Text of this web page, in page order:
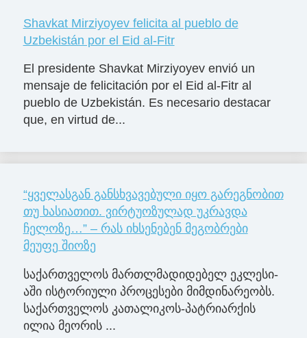
Shavkat Mirziyoyev felicita al pueblo de
Uzbekistán por el Eid al-Fitr
El presidente Shavkat Mirziyoyev envió un
mensaje de felicitación por el Eid al-Fitr al
pueblo de Uzbekistán. Es necesario destacar
que, en virtud de...
“ყველასგან განსხვავებული იყო გარეგნობით
თუ ხასიათით. ვირტუოზულად უკრავდა
ჩელოზე…” – რას იხსენებენ მეგობრები
მეუფე შიოზე
სა­ქარ­თვე­ლოს მარ­თლმა­დი­დე­ბელ ეკ­ლე­სი­
ა­ში ის­ტო­რი­უ­ლი პრო­ცე­სე­ბი მიმ­დი­ნა­რე­ობს.
სა­ქარ­თვე­ლოს კა­თა­ლი­კოს-პატ­რი­არ­ქის
ილია მე­ო­რის ...